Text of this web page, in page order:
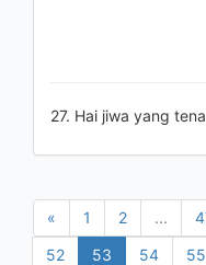
27. Hai jiwa yang
« 1 2 ...
52
53 54 55